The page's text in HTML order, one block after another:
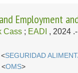
Employment
Cass ; EADI , 2024
SEGURIDAD
<OMS>